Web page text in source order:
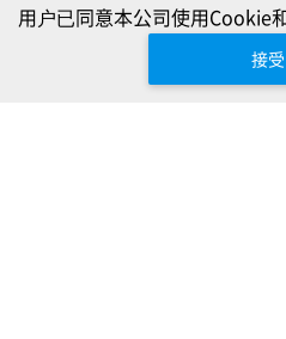
用户已同意本公司使用Cookie
接受